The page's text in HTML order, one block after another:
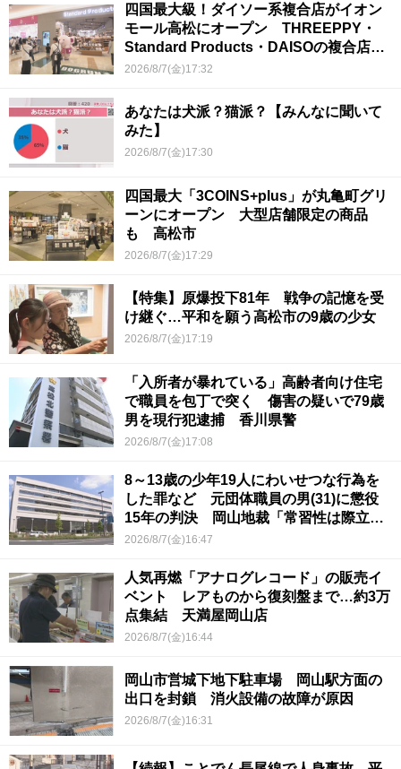
四国最大級！ダイソー系複合店がイオン
モール高松にオープン THREEPPY・
Standard Products・DAISOの複合店は
香川県初
2026/8/7(金)17:32
あなたは犬派？猫派？【みんなに聞いて
みた】
2026/8/7(金)17:30
四国最大「3COINS+plus」が丸亀町グリ
ーンにオープン 大型店舗限定の商品
も 高松市
2026/8/7(金)17:29
【特集】原爆投下81年 戦争の記憶を受
け継ぐ…平和を願う高松市の9歳の少女
2026/8/7(金)17:19
「入所者が暴れている」高齢者向け住宅
で職員を包丁で突く 傷害の疑いで79歳
男を現行犯逮捕 香川県警
2026/8/7(金)17:08
8～13歳の少年19人にわいせつな行為を
した罪など 元団体職員の男(31)に懲役
15年の判決 岡山地裁「常習性は際立っ
ていて被害結果も非常に重い」
2026/8/7(金)16:47
人気再燃「アナログレコード」の販売イ
ベント レアものから復刻盤まで…約3万
点集結 天満屋岡山店
2026/8/7(金)16:44
岡山市営城下地下駐車場 岡山駅方面の
出口を封鎖 消火設備の故障が原因
2026/8/7(金)16:31